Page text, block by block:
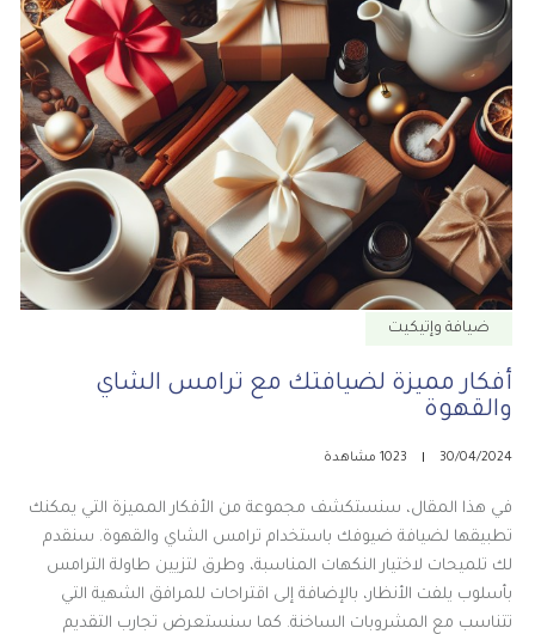
ضيافة وإتيكيت
أفكار مميزة لضيافتك مع ترامس الشاي
والقهوة
30/04/2024 1023 مشاهدة
في هذا المقال، سنستكشف مجموعة من الأفكار المميزة التي يمكنك
تطبيقها لضيافة ضيوفك باستخدام ترامس الشاي والقهوة. سنقدم
لك تلميحات لاختيار النكهات المناسبة، وطرق لتزيين طاولة الترامس
بأسلوب يلفت الأنظار، بالإضافة إلى اقتراحات للمرافق الشهية التي
تتناسب مع المشروبات الساخنة. كما سنستعرض تجارب التقديم